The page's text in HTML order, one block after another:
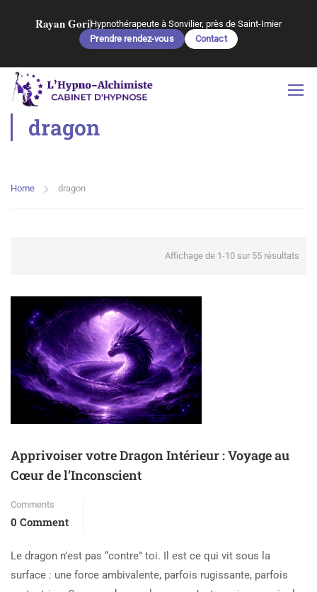
Rayan GoriHypnothérapeute à Sonvilier, près de Saint-Imier
Prendre rendez-vous
Contact
dragon
Home dragon
Affichage de 1-10 sur 55 résultats
Apprivoiser votre Dragon Intérieur : Voyage au
Cœur de l’Inconscient
Comments
0 Comment
Le dragon n’est pas “contre” toi. Il est ce qui vit sous la
surface : une force ambivalente, parfois rugissante, parfois